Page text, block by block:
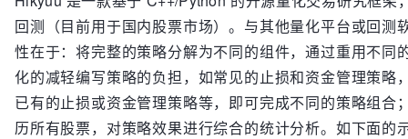
回测（目前用于国内股票市场）。与其他量化平台或回测
性在于：将完整的策略分解为不同的组件，通过重用不同
化的减轻编写策略的负担，如常见的止损和资金管理策略
已有的止损或资金管理策略等，即可完成不同的策略组合
历所有股票，对策略效果进行综合的统计分析。如下面的